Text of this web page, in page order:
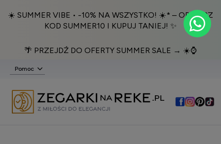
☀️ SUMMER VIBE • -10% NA WSZYSTKO! ☀️* – ODBIERZ
KOD SUMMER10 I KUPUJ TANIEJ! ✨
🌴 PRZEJDŹ DO OFERTY SUMMER SALE → ☀️⌚️
Pomoc